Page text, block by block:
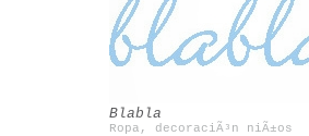
Blabla
Ropa, decoraciÃ³n niÃ±os
Rob Ryan